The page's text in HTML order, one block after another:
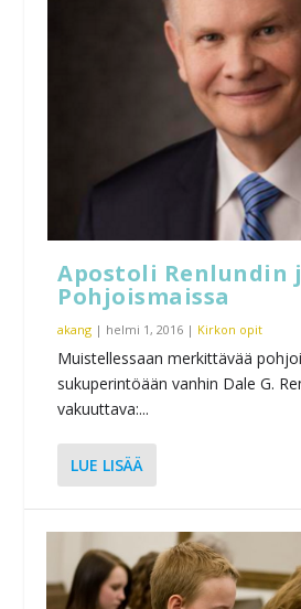
Apostoli Renlundin
Pohjoismaissa
akang | helmi 1, 2016 | Kirkon opit
Muistellessaan merkittävää
sukuperintöään vanhin Dale G.
vakuuttava:...